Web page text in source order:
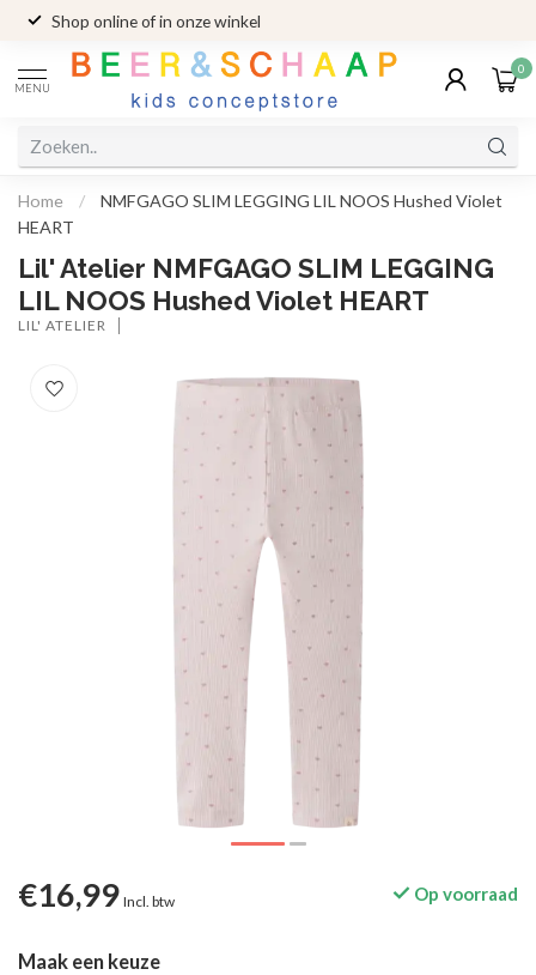
Shop online of in onze winkel
MENU
0
Home /
NMFGAGO SLIM LEGGING LIL NOOS Hushed Violet
HEART
Lil' Atelier NMFGAGO SLIM LEGGING
LIL NOOS Hushed Violet HEART
LIL' ATELIER
€16,99 Incl. btw Op voorraad
Maak een keuze